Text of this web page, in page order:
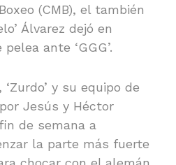
(CMB), el también
Álvarez dejó en
ante ‘GGG’.
y su equipo de
Jesús y Héctor
de semana a
la parte más fuerte